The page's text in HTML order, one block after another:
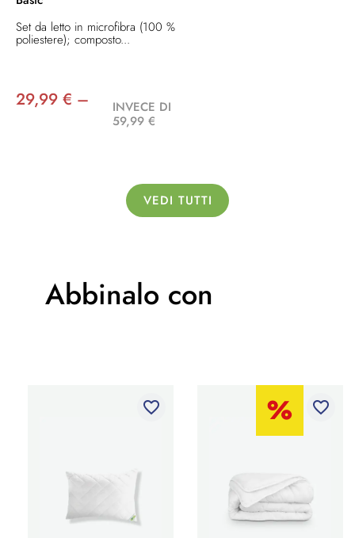
Set da letto in microfibra (100 %
poliestere); composto...
29,99 € –
INVECE DI
59,99 €
VEDI TUTTI
Abbinalo con
favorite_border favorite_border